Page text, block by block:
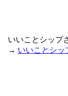
いいことシップ
→ いいことシッ